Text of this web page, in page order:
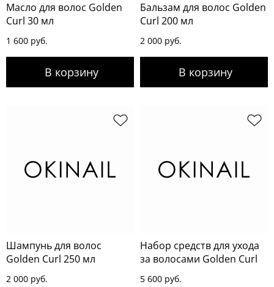
Масло для волос Golden
Curl 30 мл
1 600 руб.
Бальзам для волос Golden
Curl 200 мл
2 000 руб.
Шампунь для волос
Golden Curl 250 мл
2 000 руб.
Набор средств для ухода
за волосами Golden Curl
5 600 руб.